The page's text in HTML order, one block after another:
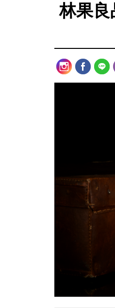
林果